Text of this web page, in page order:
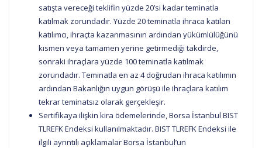
satışta vereceği teklifin yüzde 20’si kadar teminatla
katılmak zorundadır. Yüzde 20 teminatla ihraca katılan
katılımcı, ihraçta kazanmasının ardından yükümlülüğünü
kısmen veya tamamen yerine getirmediği takdirde,
sonraki ihraçlara yüzde 100 teminatla katılmak
zorundadır. Teminatla en az 4 doğrudan ihraca katılımın
ardından Bakanlığın uygun görüşü ile ihraçlara katılım
tekrar teminatsız olarak gerçekleşir.
Sertifikaya ilişkin kira ödemelerinde, Borsa İstanbul BIST
TLREFK Endeksi kullanılmaktadır. BIST TLREFK Endeksi ile
ilgili ayrıntılı açıklamalar Borsa İstanbul’un